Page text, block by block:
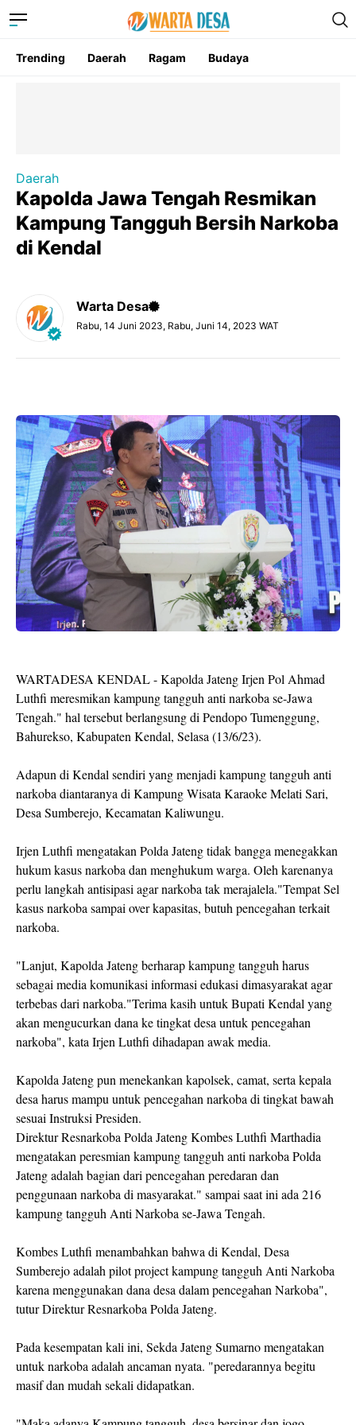
Trending Daerah Ragam Budaya
Daerah
Kapolda Jawa Tengah Resmikan
Kampung Tangguh Bersih Narkoba
di Kendal
Warta Desa
Rabu, 14 Juni 2023, Rabu, Juni 14, 2023 WAT
WARTADESA KENDAL - Kapolda Jateng Irjen Pol Ahmad
Luthfi meresmikan kampung tangguh anti narkoba se-Jawa
Tengah." hal tersebut berlangsung di Pendopo Tumenggung,
Bahurekso, Kabupaten Kendal, Selasa (13/6/23).
Adapun di Kendal sendiri yang menjadi kampung tangguh anti
narkoba diantaranya di Kampung Wisata Karaoke Melati Sari,
Desa Sumberejo, Kecamatan Kaliwungu.
Irjen Luthfi mengatakan Polda Jateng tidak bangga menegakkan
hukum kasus narkoba dan menghukum warga. Oleh karenanya
perlu langkah antisipasi agar narkoba tak merajalela."Tempat Sel
kasus narkoba sampai over kapasitas, butuh pencegahan terkait
narkoba.
"Lanjut, Kapolda Jateng berharap kampung tangguh harus
sebagai media komunikasi informasi edukasi dimasyarakat agar
terbebas dari narkoba."Terima kasih untuk Bupati Kendal yang
akan mengucurkan dana ke tingkat desa untuk pencegahan
narkoba", kata Irjen Luthfi dihadapan awak media.
Kapolda Jateng pun menekankan kapolsek, camat, serta kepala
desa harus mampu untuk pencegahan narkoba di tingkat bawah
sesuai Instruksi Presiden.
Direktur Resnarkoba Polda Jateng Kombes Luthfi Marthadia
mengatakan peresmian kampung tangguh anti narkoba Polda
Jateng adalah bagian dari pencegahan peredaran dan
penggunaan narkoba di masyarakat." sampai saat ini ada 216
kampung tangguh Anti Narkoba se-Jawa Tengah.
Kombes Luthfi menambahkan bahwa di Kendal, Desa
Sumberejo adalah pilot project kampung tangguh Anti Narkoba
karena menggunakan dana desa dalam pencegahan Narkoba",
tutur Direktur Resnarkoba Polda Jateng.
Pada kesempatan kali ini, Sekda Jateng Sumarno mengatakan
untuk narkoba adalah ancaman nyata. "peredarannya begitu
masif dan mudah sekali didapatkan.